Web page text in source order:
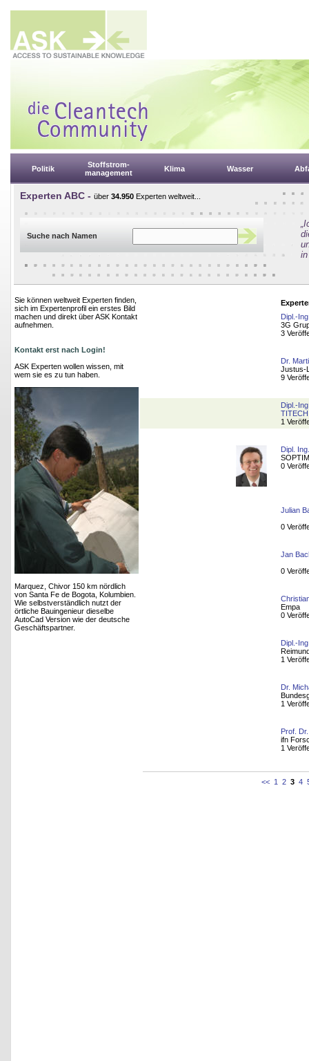
Politik
Stoffstrom-
management
Klima Wasser
Experten ABC - über 34.950 Experten weltweit...
Suche nach Namen
Sie können weltweit Experten finden,
sich im Expertenprofil ein erstes Bild
machen und direkt über ASK Kontakt
aufnehmen.
Kontakt erst nach Login!
ASK Experten wollen wissen, mit
wem sie es zu tun haben.
Marquez, Chivor 150 km nördlich
von Santa Fe de Bogota, Kolumbien.
Wie selbstverständlich nutzt der
örtliche Bauingenieur dieselbe
AutoCad Version wie der deutsche
Geschäftspartner.
Dipl.-
3G
3
Dr.
Justus-
9
Dipl.-
1
Dipl.
0
Julian
0
Jan
0
Empa
0
Dipl.-
1
Dr.
1
Prof.
ifn
1
<< 1 2 3 4